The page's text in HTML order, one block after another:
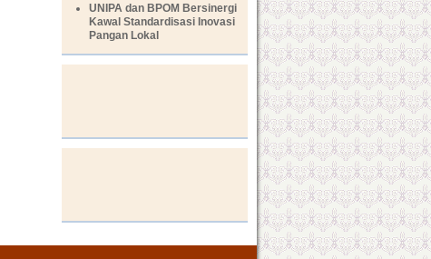
UNIPA dan BPOM Bersinergi
Kawal Standardisasi Inovasi
Pangan Lokal